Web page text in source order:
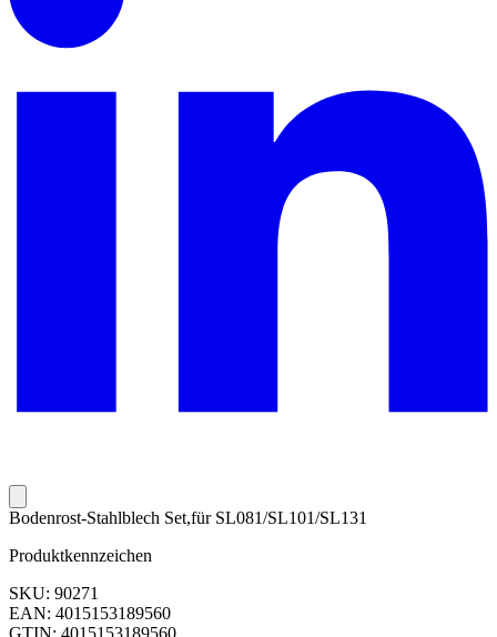
Bodenrost-Stahlblech Set,für SL081/SL101/SL131
Produktkennzeichen
SKU: 90271
EAN: 4015153189560
GTIN: 4015153189560